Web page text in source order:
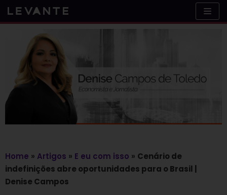
Skip
to
content
Home » Artigos » E eu com isso » Cenário de
indefinições abre oportunidades para o Brasil |
Denise Campos